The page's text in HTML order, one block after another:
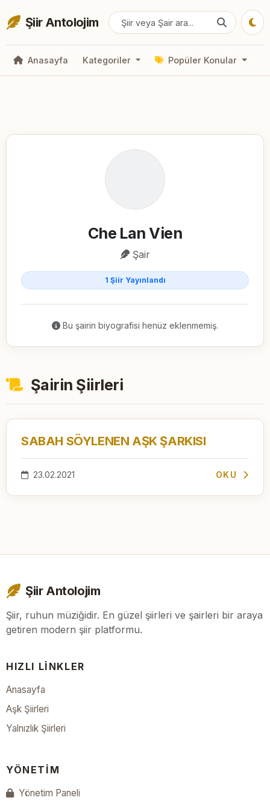
Şiir Antolojim
Anasayfa Kategoriler Popüler Konular
Che Lan Vien
Şair
1 Şiir Yayınlandı
Bu şairin biyografisi henüz eklenmemiş.
Şairin Şiirleri
SABAH SÖYLENEN AŞK ŞARKISI
23.02.2021 OKU
Şiir Antolojim
Şiir, ruhun müziğidir. En güzel şiirleri ve şairleri bir araya
getiren modern şiir platformu.
HIZLI LINKLER
Anasayfa
Aşk Şiirleri
Yalnızlık Şiirleri
YÖNETIM
Yönetim Paneli